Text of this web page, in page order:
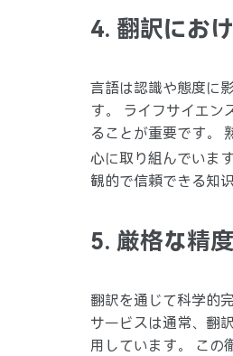
4. 翻訳にお
言語は認識や態度に
す。 ライフサイエン
ることが重要です。
心に取り組んでいま
観的で信頼できる知
5. 厳格な精
翻訳を通じて科学的
サービスは通常、翻
用しています。 この